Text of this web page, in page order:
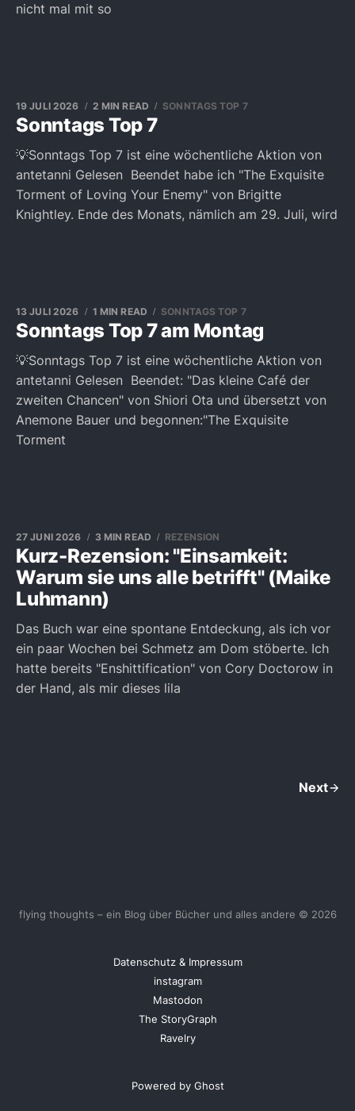
nicht mal mit so
Sonntags Top 7
19 JULI 2026 2 MIN READ SONNTAGS TOP 7
💡Sonntags Top 7 ist eine wöchentliche Aktion von
antetanni Gelesen Beendet habe ich "The Exquisite
Torment of Loving Your Enemy" von Brigitte
Knightley. Ende des Monats, nämlich am 29. Juli, wird
Sonntags Top 7 am Montag
13 JULI 2026 1 MIN READ SONNTAGS TOP 7
💡Sonntags Top 7 ist eine wöchentliche Aktion von
antetanni Gelesen Beendet: "Das kleine Café der
zweiten Chancen" von Shiori Ota und übersetzt von
Anemone Bauer und begonnen:"The Exquisite
Torment
Kurz-Rezension: "Einsamkeit:
Warum sie uns alle betrifft" (Maike
Luhmann)
27 JUNI 2026 3 MIN READ REZENSION
Das Buch war eine spontane Entdeckung, als ich vor
ein paar Wochen bei Schmetz am Dom stöberte. Ich
hatte bereits "Enshittification" von Cory Doctorow in
der Hand, als mir dieses lila
Next
flying thoughts – ein Blog über Bücher und alles andere © 2026
Datenschutz & Impressum
instagram
Mastodon
The StoryGraph
Ravelry
Powered by Ghost